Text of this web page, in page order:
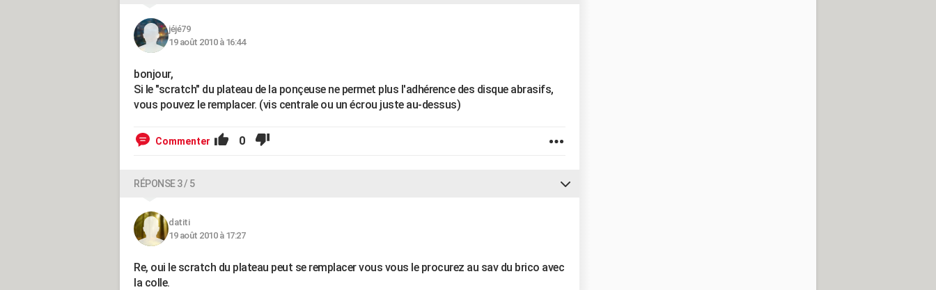
jéjé79
19 août 2010 à 16:44
bonjour,
Si le "scratch" du plateau de la ponçeuse ne permet plus l'adhérence des disque abrasifs,
vous pouvez le remplacer. (vis centrale ou un écrou juste au-dessus)
Commenter 0
RÉPONSE 3 / 5
datiti
19 août 2010 à 17:27
Re, oui le scratch du plateau peut se remplacer vous vous le procurez au sav du brico avec
la colle.